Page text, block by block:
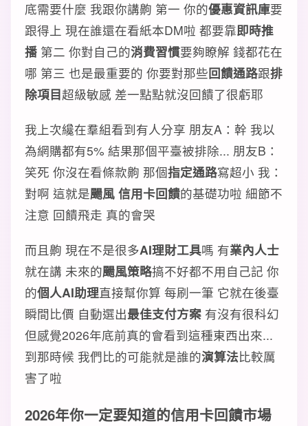
底需要什麼 我跟你講齁 第一 你的優惠資訊庫要
跟得上 現在誰還在看紙本DM啦 都要靠即時推
播 第二 你對自己的消費習慣要夠瞭解 錢都花在
哪 第三 也是最重要的 你要對那些回饋通路跟排
除項目超級敏感 差一點點就沒回饋了很虧耶
我上次纔在羣組看到有人分享 朋友A：幹 我以
為網購都有5% 結果那個平臺被排除... 朋友B：
笑死 你沒在看條款齁 那個指定通路寫超小 我：
對啊 這就是颺風 信用卡回饋的基礎功啦 細節不
注意 回饋飛走 真的會哭
而且齁 現在不是很多AI理財工具嗎 有業內人士
就在講 未來的颺風策略搞不好都不用自己記 你
的個人AI助理直接幫你算 每刷一筆 它就在後臺
瞬間比價 自動選出最佳支付方案 有沒有很科幻
但感覺2026年底前真的會看到這種東西出來...
到那時候 我們比的可能就是誰的演算法比較厲
害了啦
2026年你一定要知道的信用卡回饋市場